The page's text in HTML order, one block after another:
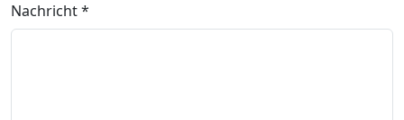
Nachricht *